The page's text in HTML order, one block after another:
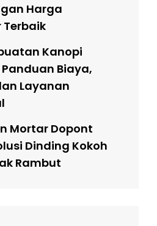
Harga
Kanopi
Biaya,
Layanan
Mortar Dopont
Dinding Kokoh
Rambut